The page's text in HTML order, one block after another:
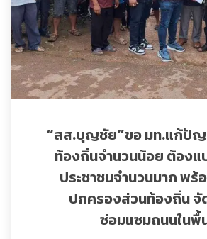
“สส.บุญชัย”ขอ มท.แก้ปัญ
ท้องถิ่นจำนวนน้อย ต้อง
ประชาชนจำนวนมาก พร้
ปกครองส่วนท้องถิ่น จั
ซ่อมแซมถนนในพื้